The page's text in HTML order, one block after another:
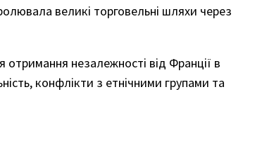
великі торговельні шляхи через
незалежності від Франції в
конфлікти з етнічними групами та